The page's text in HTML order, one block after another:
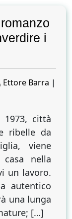
i
Ettore Barra |
1973, città
ribelle da
viene
nella
un lavoro.
autentico
una lunga
[…]